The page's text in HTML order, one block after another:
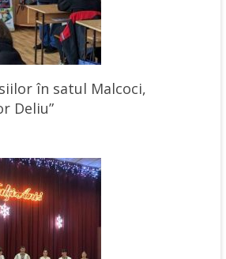
în satul Malcoci,
Deliu”